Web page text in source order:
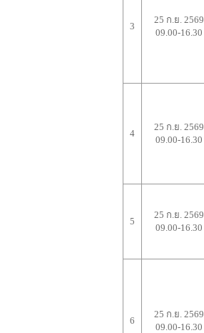
3
25 ก.ย. 2569
09.00-16.30
4
25 ก.ย. 2569
09.00-16.30
5
25 ก.ย. 2569
09.00-16.30
6
25 ก.ย. 2569
09.00-16.30